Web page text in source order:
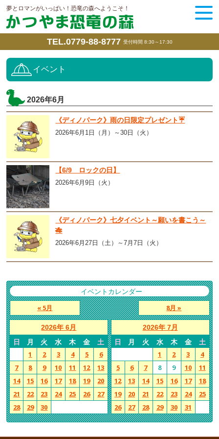
夢とロマンがいっぱい！恐竜の森へようこそ！
TEL.0779-88-8777 受付時間 8:30～17:30
イベント
2026年6月
《ディノパーク》雨の日限定プレゼント☔
2026年6月1日（月）～30日（火）
【6/9 ロックの日】
2026年6月9日（火）
《ディノパーク》七夕イベント～願いを書こう～
🎋
2026年6月27日（土）～7月7日（火）
イベントカレンダー
« 5月 8月 »
2026年 6月
日
月 火 水 木 金 土
1 2 3 4 5
6
7
8 9 10 11 12
13
14
15 16 17 18 19
20
21
22 23 24 25 26
27
28
29 30
2026年 7月
日
月 火 水 木 金 土
1 2 3
4
5
6 7 8 9 10
11
12
13 14 15 16 17
18
19
20 21 22 23 24
25
26
27 28 29 30 31